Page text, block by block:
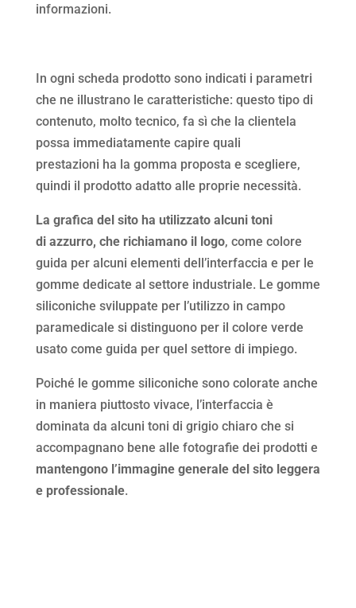
informazioni.
In ogni scheda prodotto sono indicati i parametri
che ne illustrano le caratteristiche: questo tipo di
contenuto, molto tecnico, fa sì che la clientela
possa immediatamente capire quali
prestazioni ha la gomma proposta e scegliere,
quindi il prodotto adatto alle proprie necessità.
La grafica del sito ha utilizzato alcuni toni
di azzurro, che richiamano il logo, come colore
guida per alcuni elementi dell’interfaccia e per le
gomme dedicate al settore industriale. Le gomme
siliconiche sviluppate per l’utilizzo in campo
paramedicale si distinguono per il colore verde
usato come guida per quel settore di impiego.
Poiché le gomme siliconiche sono colorate anche
in maniera piuttosto vivace, l’interfaccia è
dominata da alcuni toni di grigio chiaro che si
accompagnano bene alle fotografie dei prodotti e
mantengono l’immagine generale del sito leggera
e professionale.